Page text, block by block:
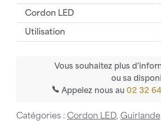
Cordon LED
Utilisation
Vous souhaitez plus
ou sa
Appelez nous au02 32
Catégories : Cordon LED,